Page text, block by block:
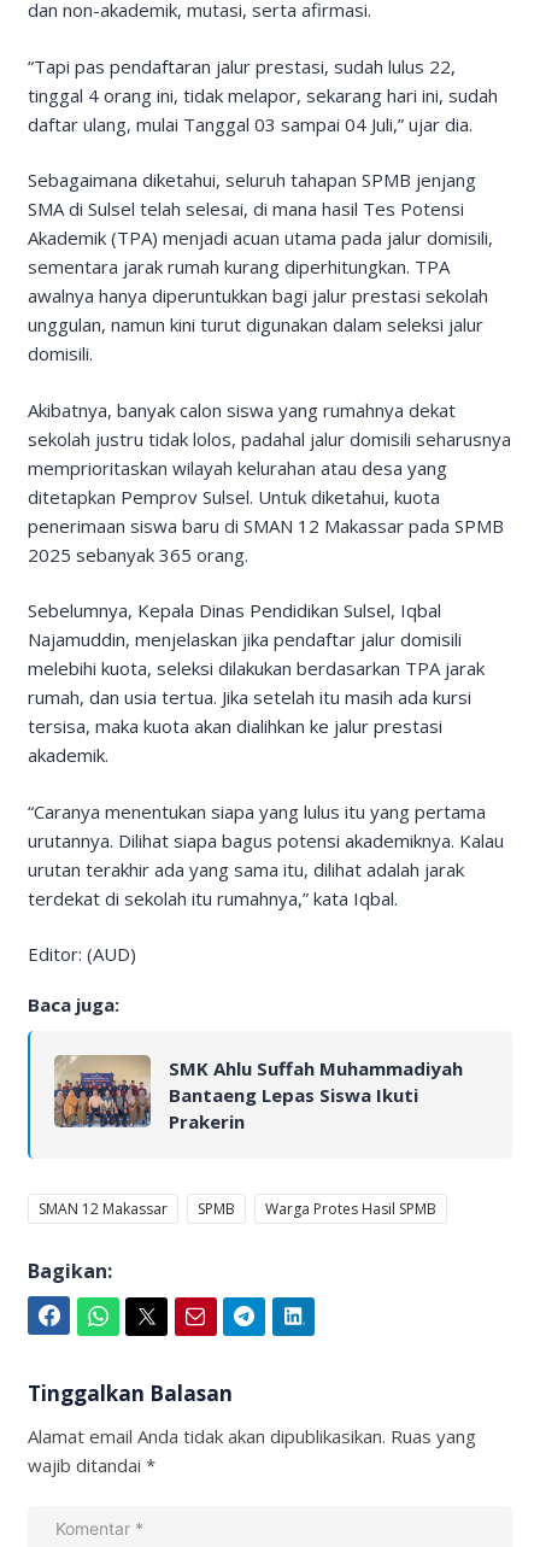
dan non-akademik, mutasi, serta afirmasi.
“Tapi pas pendaftaran jalur prestasi, sudah lulus 22,
tinggal 4 orang ini, tidak melapor, sekarang hari ini, sudah
daftar ulang, mulai Tanggal 03 sampai 04 Juli,” ujar dia.
Sebagaimana diketahui, seluruh tahapan SPMB jenjang
SMA di Sulsel telah selesai, di mana hasil Tes Potensi
Akademik (TPA) menjadi acuan utama pada jalur domisili,
sementara jarak rumah kurang diperhitungkan. TPA
awalnya hanya diperuntukkan bagi jalur prestasi sekolah
unggulan, namun kini turut digunakan dalam seleksi jalur
domisili.
Akibatnya, banyak calon siswa yang rumahnya dekat
sekolah justru tidak lolos, padahal jalur domisili seharusnya
memprioritaskan wilayah kelurahan atau desa yang
ditetapkan Pemprov Sulsel. Untuk diketahui, kuota
penerimaan siswa baru di SMAN 12 Makassar pada SPMB
2025 sebanyak 365 orang.
Sebelumnya, Kepala Dinas Pendidikan Sulsel, Iqbal
Najamuddin, menjelaskan jika pendaftar jalur domisili
melebihi kuota, seleksi dilakukan berdasarkan TPA jarak
rumah, dan usia tertua. Jika setelah itu masih ada kursi
tersisa, maka kuota akan dialihkan ke jalur prestasi
akademik.
“Caranya menentukan siapa yang lulus itu yang pertama
urutannya. Dilihat siapa bagus potensi akademiknya. Kalau
urutan terakhir ada yang sama itu, dilihat adalah jarak
terdekat di sekolah itu rumahnya,” kata Iqbal.
Editor: (AUD)
Baca juga:
SMK Ahlu Suffah Muhammadiyah
Bantaeng Lepas Siswa Ikuti
Prakerin
SMAN 12 Makassar SPMB Warga Protes Hasil SPMB
Bagikan:
Tinggalkan Balasan
Alamat email Anda tidak akan dipublikasikan. Ruas yang
wajib ditandai *